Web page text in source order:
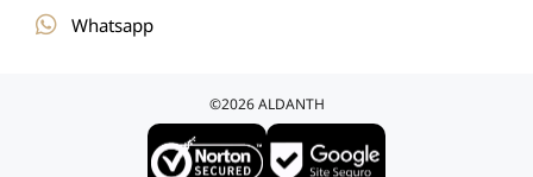
Whatsapp
©2026 ALDANTH